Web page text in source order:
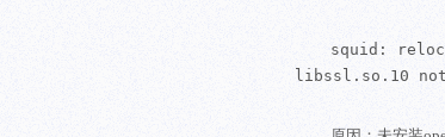
squid:
libssl.so.10